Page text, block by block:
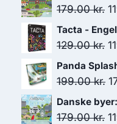
179.00kr.
Tacta -
129.00kr.
Panda
199.00kr.
Danske
179.00kr.